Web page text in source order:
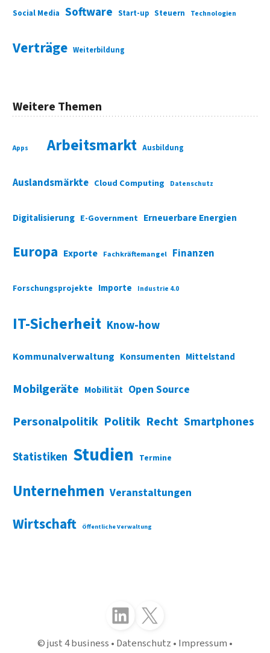
Social Media Software Start-up Steuern Technologien
Verträge Weiterbildung
Weitere Themen
Apps Arbeitsmarkt Ausbildung
Auslandsmärkte Cloud Computing Datenschutz
Digitalisierung E-Government Erneuerbare Energien
Europa Exporte Fachkräftemangel Finanzen
Forschungsprojekte Importe Industrie 4.0
IT-Sicherheit Know-how
Kommunalverwaltung Konsumenten Mittelstand
Mobilgeräte Mobilität Open Source
Personalpolitik Politik Recht Smartphones
Statistiken Studien Termine
Unternehmen Veranstaltungen
Wirtschaft Öffentliche Verwaltung
Folgen Sie uns auf LinkedInFolgen Sie uns auf X (Twitter)
just 4 business Datenschutz Impressum